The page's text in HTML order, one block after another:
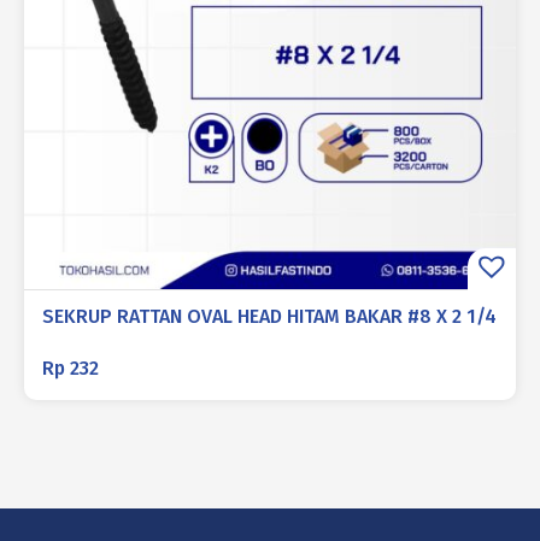
SEKRUP RATTAN OVAL HEAD HITAM BAKAR #8 X 2 1/4
Rp 232